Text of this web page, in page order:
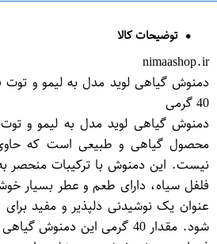
توضیحات کالا
nimaashop.ir
دمنوش گیاهی لوید مدل به لیمو و توت
40 گرمی‌
دمنوش گیاهی لوید مدل به لیمو و
محصول گیاهی و طبیعی است که
نیست. این دمنوش با ترکیبات منحصر
فلفل سیاه، دارای طعم و عطر بسیار
عنوان یک نوشیدنی دلپذیر و مفید
شود. مقدار 40 گرمی این